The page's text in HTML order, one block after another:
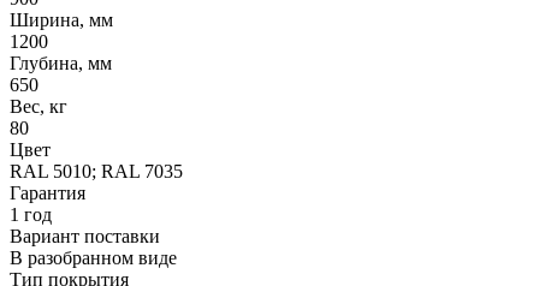
Ширина, мм
1200
Глубина, мм
650
Вес, кг
80
Цвет
RAL 5010; RAL 7035
Гарантия
1 год
Вариант поставки
В разобранном виде
Тип покрытия